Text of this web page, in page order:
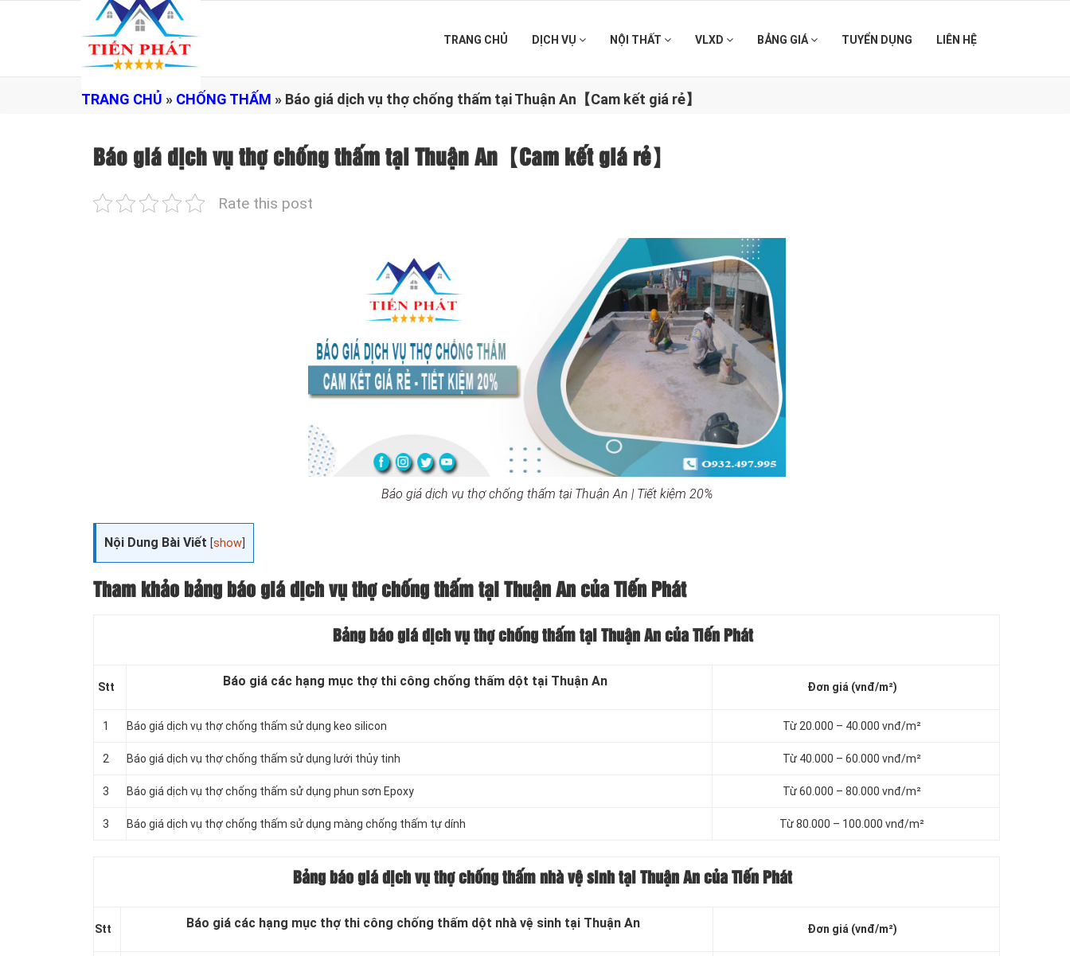
TRANG CHỦ DỊCH VỤ NỘI THẤT VLXD BẢNG GIÁ TUYỂN DỤNG LIÊN HỆ
TRANG CHỦ » CHỐNG THẤM » Báo giá dịch vụ thợ chống thấm tại Thuận An【Cam kết giá rẻ】
Báo giá dịch vụ thợ chống thấm tại Thuận An【Cam kết giá rẻ】
Rate this post
Báo giá dịch vụ thợ chống thấm tại Thuận An | Tiết kiệm 20%
Nội Dung Bài Viết [show
Tham khảo bảng báo giá dịch vụ thợ chống thấm tại Thuận An của Tiến Phát
Bảng báo giá dịch vụ thợ chống thấm tại Thuận An của Tiến Phát
Stt Báo giá các hạng mục thợ thi công chống thấm dột tại Thuận An Đơn giá (vnđ/m²)
1 Báo giá dịch vụ thợ chống thấm sử dụng keo silicon Từ 20.000 – 40.000 vnđ/m²
2 Báo giá dịch vụ thợ chống thấm sử dụng lưới thủy tinh Từ 40.000 – 60.000 vnđ/m²
3 Báo giá dịch vụ thợ chống thấm sử dụng phun sơn Epoxy Từ 60.000 – 80.000 vnđ/m²
3 Báo giá dịch vụ thợ chống thấm sử dụng màng chống thấm tự dính Từ 80.000 – 100.000 vnđ/m²
Bảng báo giá dịch vụ thợ chống thấm nhà vệ sinh tại Thuận An của Tiến Phát
Stt Báo giá các hạng mục thợ thi công chống thấm dột nhà vệ sinh tại Thuận An Đơn giá (vnđ/m²)